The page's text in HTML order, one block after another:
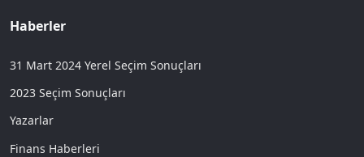
Haberler
31 Mart 2024 Yerel Seçim Sonuçları
2023 Seçim Sonuçları
Yazarlar
Finans Haberleri